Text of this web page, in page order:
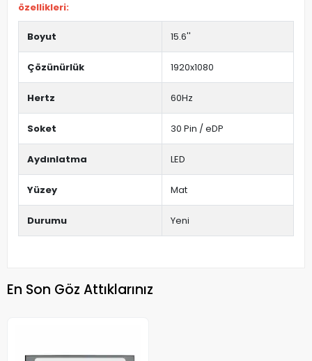
özellikleri:
Boyut 15.6''
Çözünürlük 1920x1080
Hertz 60Hz
Soket 30 Pin / eDP
Aydınlatma LED
Yüzey Mat
Durumu Yeni
En Son Göz Attıklarınız